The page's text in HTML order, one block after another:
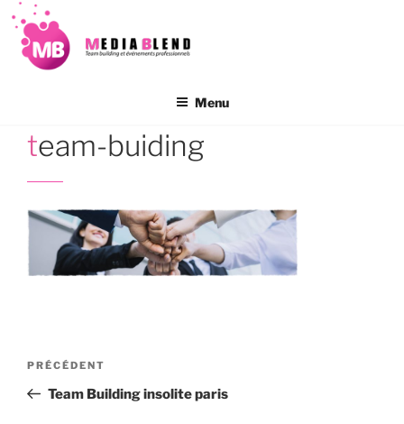
Aller
contenu
principal
Menu
team-buiding
Navigation
l’article
Article
précédent
PRÉCÉDENT
Team Building insolite paris